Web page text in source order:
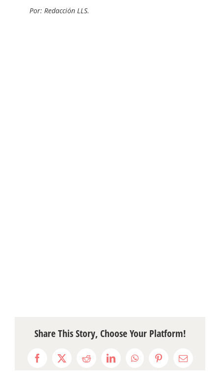
Por: Redacción LLS.
Share This Story, Choose Your Platform!
Facebook
X RedditLinkedInWhatsAppPinterestEmail